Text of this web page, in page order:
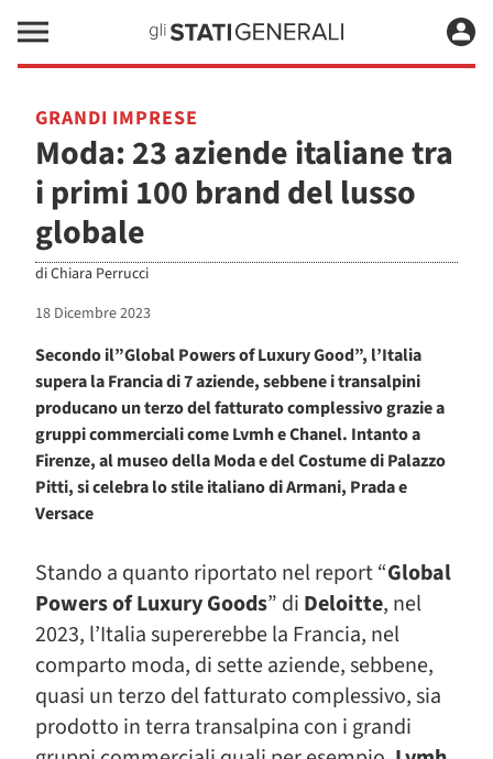
GRANDI IMPRESE
Moda: 23 aziende italiane tra
i primi 100 brand del lusso
globale
diChiara Perrucci
18 Dicembre 2023
Secondo il”Global Powers of Luxury Good”, l’Italia
supera la Francia di 7 aziende, sebbene i transalpini
producano un terzo del fatturato complessivo grazie a
gruppi commerciali come Lvmh e Chanel. Intanto a
Firenze, al museo della Moda e del Costume di Palazzo
Pitti, si celebra lo stile italiano di Armani, Prada e
Versace
Stando a quanto riportato nel report “Global
Powers of Luxury Goods” di Deloitte, nel
2023, l’Italia supererebbe la Francia, nel
comparto moda, di sette aziende, sebbene,
quasi un terzo del fatturato complessivo, sia
prodotto in terra transalpina con i grandi